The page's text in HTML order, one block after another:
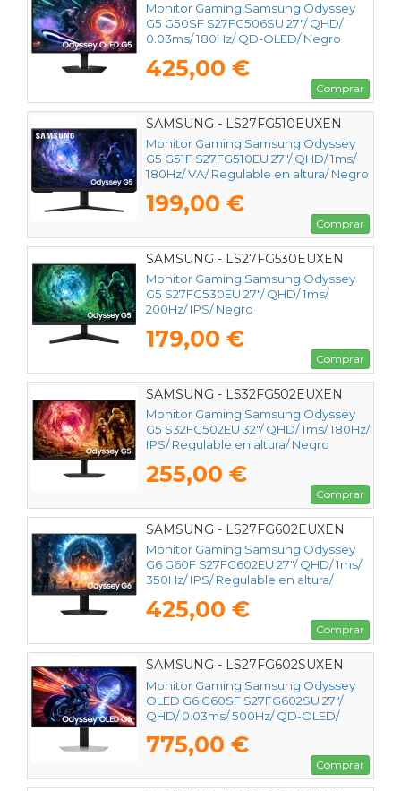
Monitor Gaming Samsung Odyssey
G5 G50SF S27FG506SU 27"/ QHD/
0.03ms/ 180Hz/ QD-OLED/ Negro
425,00 €
Comprar
SAMSUNG - LS27FG510EUXEN
Monitor Gaming Samsung Odyssey
G5 G51F S27FG510EU 27"/ QHD/ 1ms/
180Hz/ VA/ Regulable en altura/ Negro
199,00 €
Comprar
SAMSUNG - LS27FG530EUXEN
Monitor Gaming Samsung Odyssey
G5 S27FG530EU 27"/ QHD/ 1ms/
200Hz/ IPS/ Negro
179,00 €
Comprar
SAMSUNG - LS32FG502EUXEN
Monitor Gaming Samsung Odyssey
G5 S32FG502EU 32"/ QHD/ 1ms/ 180Hz/
IPS/ Regulable en altura/ Negro
255,00 €
Comprar
SAMSUNG - LS27FG602EUXEN
Monitor Gaming Samsung Odyssey
G6 G60F S27FG602EU 27"/ QHD/ 1ms/
350Hz/ IPS/ Regulable en altura/
425,00 €
Comprar
SAMSUNG - LS27FG602SUXEN
Monitor Gaming Samsung Odyssey
OLED G6 G60SF S27FG602SU 27"/
QHD/ 0.03ms/ 500Hz/ QD-OLED/
775,00 €
Comprar